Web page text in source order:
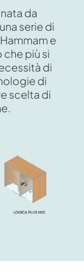
da
serie di
e
più si
di
di
scelta di